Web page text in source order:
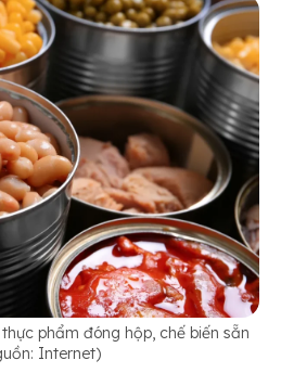
phẩm đóng hộp, chế biến sẵn
Internet)